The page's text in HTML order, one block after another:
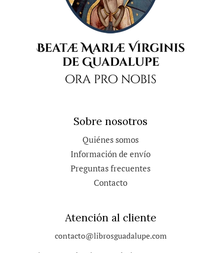
Sobre nosotros
Quiénes somos
Información de envío
Preguntas frecuentes
Contacto
Atención al cliente
contacto@librosguadalupe.com